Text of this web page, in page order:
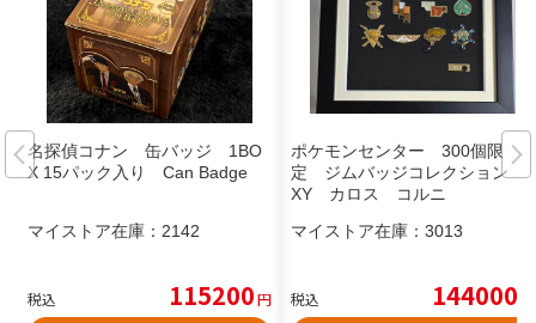
名探偵コナン 缶バッジ 1BO
X 15パック入り Can Badge
マイストア在庫： 2142
税込 115200円
ポケモンセンター 300個限
定 ジムバッジコレクション
XY カロス コルニ
マイストア在庫： 3013
税込 144000